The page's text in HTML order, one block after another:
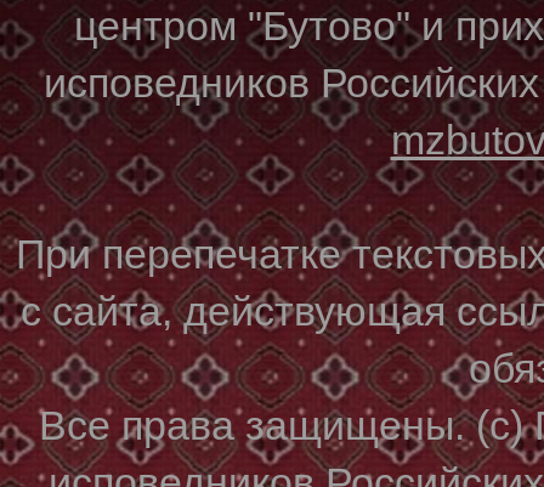
центром "Бутово" и
исповедников
При перепечатке
с сайта, действующая
Все права защищены. (с)